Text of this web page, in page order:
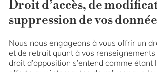
Droit d’accès, de
suppression de vos
Nous nous engageons à vous offrir un
et de retrait quant à vos
droit d’opposition s’entend comme étant